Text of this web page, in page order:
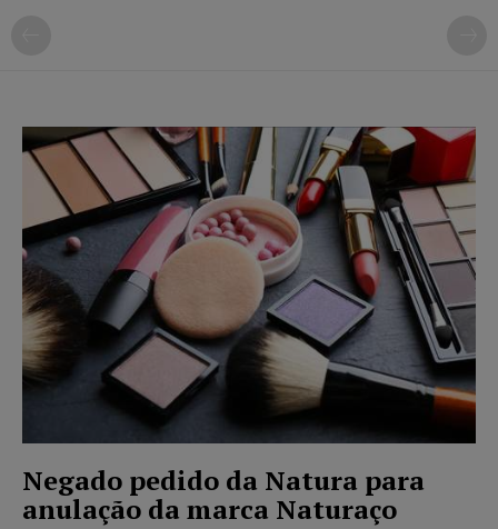
Negado pedido da Natura para
anulação da marca Naturaço